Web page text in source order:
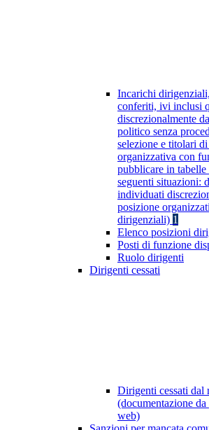
Incarichi
conferiti, ivi inclusi
discrezionalmente
politico senza
selezione e titolari
organizzativa con
pubblicare in
seguenti situazioni:
individuati
posizione
dirigenziali) 1
Elenco posizioni
Posti di funzione
Ruolo dirigenti
Dirigenti cessati
Dirigenti cessati dal
(documentazione
web)